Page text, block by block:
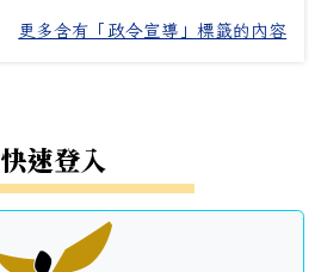
更多含有「政令宣導」標籤的內容
快速登入